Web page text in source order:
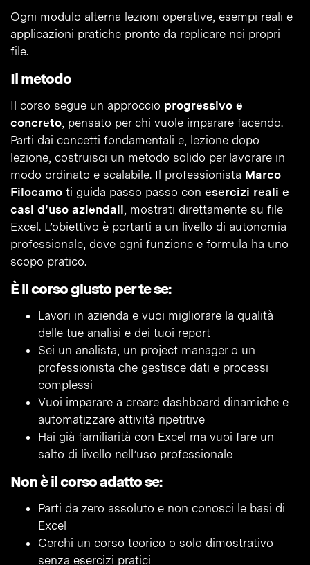
Ogni modulo alterna lezioni operative, esempi reali e
applicazioni pratiche pronte da replicare nei propri
file.
Il metodo
Il corso segue un approccio progressivo e
concreto, pensato per chi vuole imparare facendo.
Parti dai concetti fondamentali e, lezione dopo
lezione, costruisci un metodo solido per lavorare in
modo ordinato e scalabile. Il professionista Marco
Filocamo ti guida passo passo con esercizi reali e
casi d’uso aziendali, mostrati direttamente su file
Excel. L’obiettivo è portarti a un livello di autonomia
professionale, dove ogni funzione e formula ha uno
scopo pratico.
È il corso giusto per te se:
Lavori in azienda e vuoi migliorare la qualità
delle tue analisi e dei tuoi report
Sei un analista, un project manager o un
professionista che gestisce dati e processi
complessi
Vuoi imparare a creare dashboard dinamiche e
automatizzare attività ripetitive
Hai già familiarità con Excel ma vuoi fare un
salto di livello nell’uso professionale
Non è il corso adatto se:
Parti da zero assoluto e non conosci le basi di
Excel
Cerchi un corso teorico o solo dimostrativo
senza esercizi pratici